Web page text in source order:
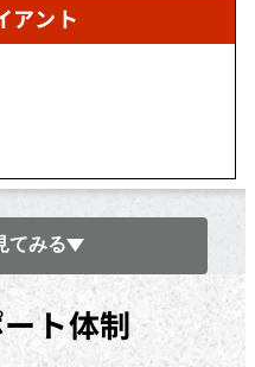
アント
てみる
ト体制